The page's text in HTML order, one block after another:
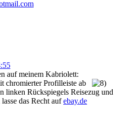
auf meinem Kabriolett:
chromierter Profilleiste ab
linken Rückspiegels Reisezug und
das Recht aufebay.de